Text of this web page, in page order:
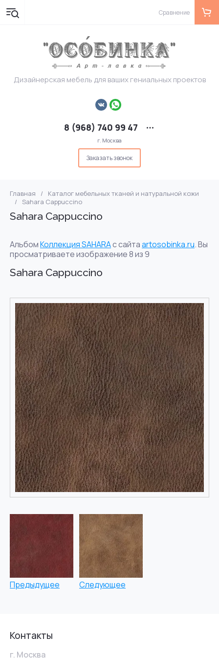
Дизайнерская мебель для ваших гениальных проектов
8 (968) 740 99 47
г. Москва
Заказать звонок
Сравнение
Главная /
Каталог мебельных тканей и натуральной кожи
/
Sahara Cappuccino
Sahara Cappuccino
АльбомКоллекция SAHARAс сайтаartosobinka.ru. Вы
просматриваете изображение 8 из 9
Sahara Cappuccino
Предыдущее Следующее
Контакты
г. Москва